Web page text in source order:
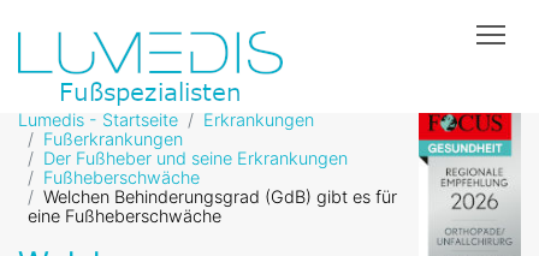
Lumedis - Startseite
Erkrankungen
Fußerkrankungen
Der Fußheber und seine Erkrankungen
Fußheberschwäche
Welchen Behinderungsgrad (GdB) gibt es für
eine Fußheberschwäche